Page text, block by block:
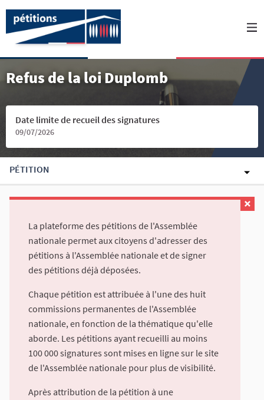
Refus de la loi Duplomb
Date limite de recueil des signatures
09/07/2026
PÉTITION
La plateforme des pétitions de l'Assemblée
nationale permet aux citoyens d'adresser des
pétitions à l'Assemblée nationale et de signer
des pétitions déjà déposées.
Chaque pétition est attribuée à l'une des huit
commissions permanentes de l'Assemblée
nationale, en fonction de la thématique qu'elle
aborde. Les pétitions ayant recueilli au moins
100 000 signatures sont mises en ligne sur le site
de l'Assemblée nationale pour plus de visibilité.
Après attribution de la pétition à une